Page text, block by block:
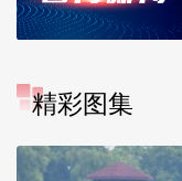
精彩图集